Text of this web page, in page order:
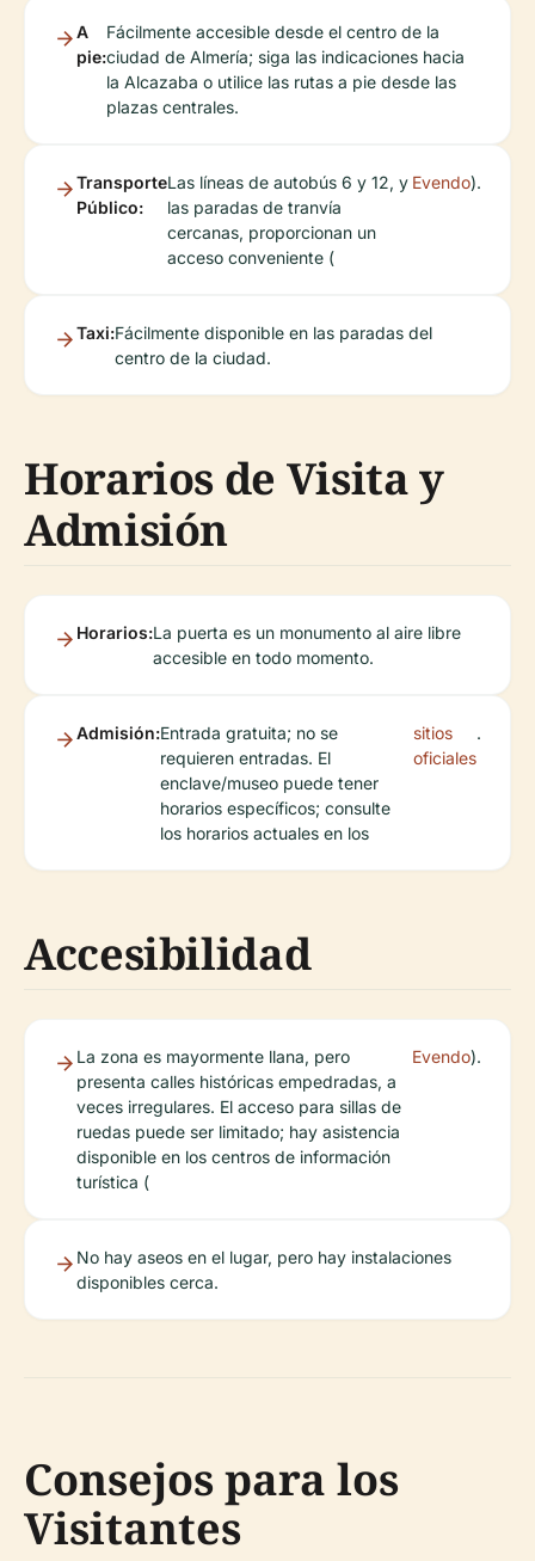
A
pie:
Fácilmente accesible desde el centro de la
ciudad de Almería; siga las indicaciones hacia
la Alcazaba o utilice las rutas a pie desde las
plazas centrales.
Transporte
Público:
Las líneas de autobús 6 y 12, y
las paradas de tranvía
cercanas, proporcionan un
acceso conveniente (
Evendo).
Taxi:Fácilmente disponible en las paradas del
centro de la ciudad.
Horarios de Visita y
Admisión
Horarios:La puerta es un monumento al aire libre
accesible en todo momento.
Admisión:Entrada gratuita; no se
requieren entradas. El
enclave/museo puede tener
horarios específicos; consulte
los horarios actuales en los
sitios
oficiales
.
Accesibilidad
La zona es mayormente llana, pero
presenta calles históricas empedradas, a
veces irregulares. El acceso para sillas de
ruedas puede ser limitado; hay asistencia
disponible en los centros de información
turística (
Evendo).
No hay aseos en el lugar, pero hay instalaciones
disponibles cerca.
Consejos para los
Visitantes